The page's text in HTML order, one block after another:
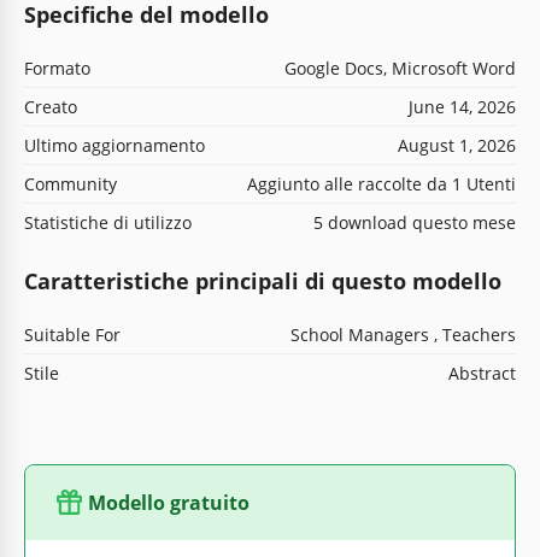
Specifiche del modello
Formato
Google Docs, Microsoft Word
Creato
June 14, 2026
Ultimo aggiornamento
August 1, 2026
Community
Aggiunto alle raccolte da 1 Utenti
Statistiche di utilizzo
5 download questo mese
Caratteristiche principali di questo modello
Suitable For
School Managers , Teachers
Stile
Abstract
Modello gratuito